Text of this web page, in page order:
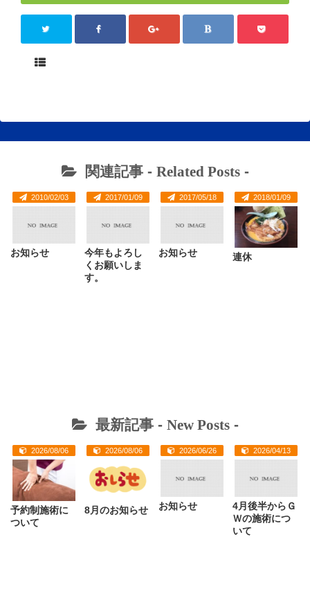
関連記事 - Related Posts-
2010/02/03
お知らせ
2017/01/09
今年もよろし
くお願いしま
す。
2017/05/18
お知らせ
2018/01/09
連休
最新記事 - New Posts-
2026/08/06
予約制施術に
ついて
2026/08/06
8月のお知らせ
2026/06/26
お知らせ
2026/04/13
4月後半からＧ
Ｗの施術につ
いて